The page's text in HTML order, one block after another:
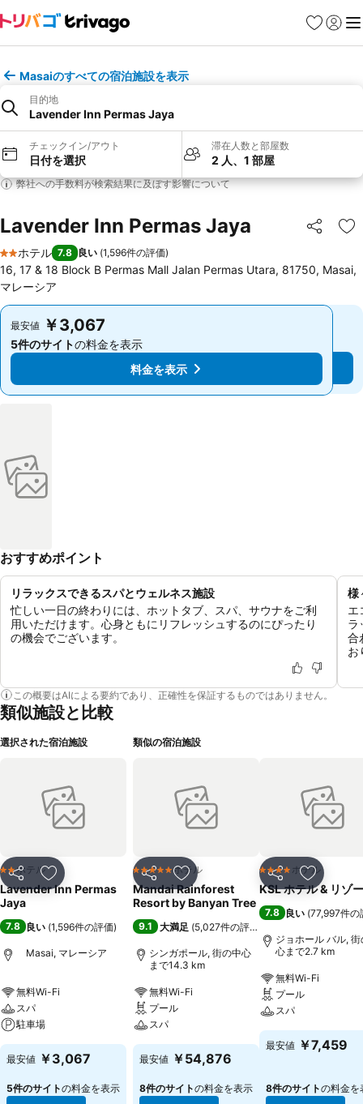
お気に入り
ログイ
メ
Masaiのすべての宿泊施設を表示
目的地
Lavender Inn Permas Jaya
チェックイン/アウト
日付を選択
滞在人数と部屋数
2 人、1 部屋
弊社への手数料が検索結果に及ぼす影響について
Lavender Inn Permas Jaya シェア
お
2 ホテルのランク
ホテル 7.8 良い (1,596件の評価)
16, 17 & 18 Block B Permas Mall Jalan Permas Utara, 81750, Masai,
マレーシア
最安値 ￥3,067
5件のサイトの料金を表示
料金を表示
最安値 ￥3,067
5件のサイトの料金を表示
料金を表示
おすすめポイント
リラックスできるスパとウェルネス施設
忙しい一日の終わりには、ホットタブ、スパ、サウナをご利
用いただけます。心身ともにリフレッシュするのにぴったり
の機会でございます。
様
エ
ラ
合
お
この概要はAIによる要約であり、正確性を保証するものではありません。
類似施設と比較
選択された宿泊施設
シェア お気に入りに追加
2 ホテルのランク
ホテル
Lavender Inn Permas
Jaya
7.8 良い (1,596件の評価)
Masai, マレーシア
無料Wi-Fi
スパ
駐車場
最安値 ￥3,067
5件のサイトの料金を表示
類似の宿泊施設
シェア お気に入りに追加
5 ホテルのランク
ホテル
Mandai Rainforest
Resort by Banyan Tree
9.1 大満足 (5,027件の評価
シンガポール, 街の中心
まで14.3 km
無料Wi-Fi
プール
スパ
最安値 ￥54,876
8件のサイトの料金を表示
シェア お気に入
4 ホテルのランク
ホテル
KSL ホテル & リゾ
7.8 良い (77,997件の
ジョホール バル, 街
心まで2.7 km
無料Wi-Fi
プール
スパ
最安値 ￥7,459
8件のサイトの料金を